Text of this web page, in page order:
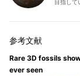
目指して
Rare 3D fossils
ever seen